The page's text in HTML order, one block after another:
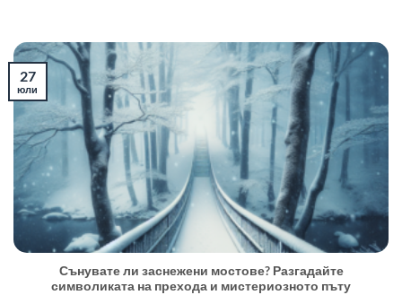
Сънувате ли заснежени мостове? Разгадайте
символиката на прехода и мистериозното пъту
27
юли